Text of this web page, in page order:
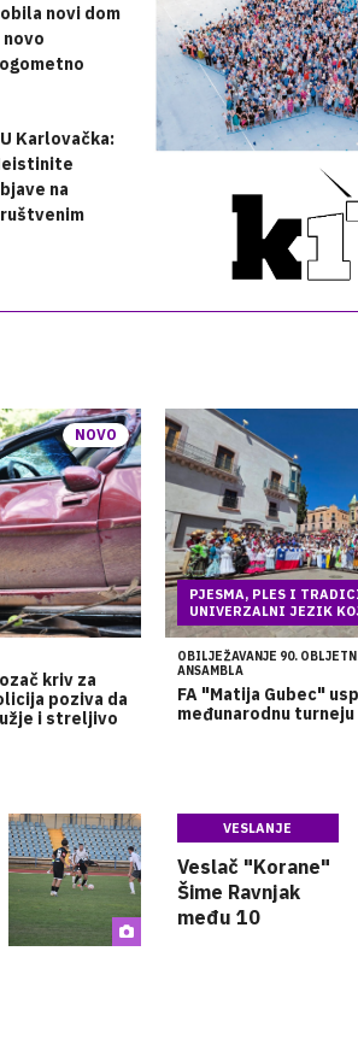
novi dom
novo
Karlovačka:
na
NOVO
kriv za
poziva da
i streljivo
PJESMA, PLES I
UNIVERZALNI JEZIK
OBILJEŽAVANJE 90.
ANSAMBLA
FA "Matija Gubec"
međunarodnu
VESLANJE
Veslač "Korane"
Šime Ravnjak
među 10